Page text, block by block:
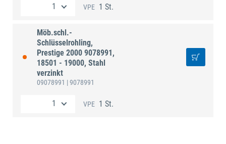
VPE 1 St.
Möb.schl.-
Schlüsselrohling,
Prestige 2000 9078991,
18501 - 19000, Stahl
verzinkt
09078991 | 9078991
VPE 1 St.